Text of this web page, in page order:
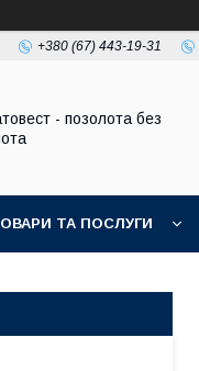
+380 (67) 443-19-31
- позолота без
ТА ПОСЛУГИ